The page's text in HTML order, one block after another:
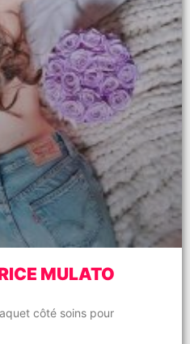
MULATO
côté soins pour